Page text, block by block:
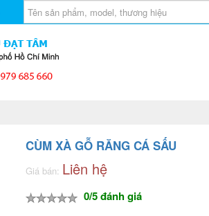
CÙM XÀ GỖ RĂNG CÁ SẤU
Giá bán: Liên hệ
0/5 đánh giá